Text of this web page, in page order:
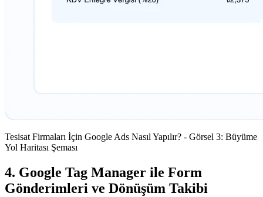
Tesisat Firmaları İçin Google Ads Nasıl Yapılır? - Görsel 3: Büyüme
Yol Haritası Şeması
4. Google Tag Manager ile Form
Gönderimleri ve Dönüşüm Takibi